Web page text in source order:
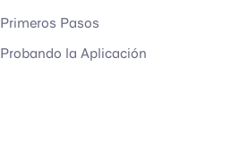
Primeros Pasos
Probando la Aplicación